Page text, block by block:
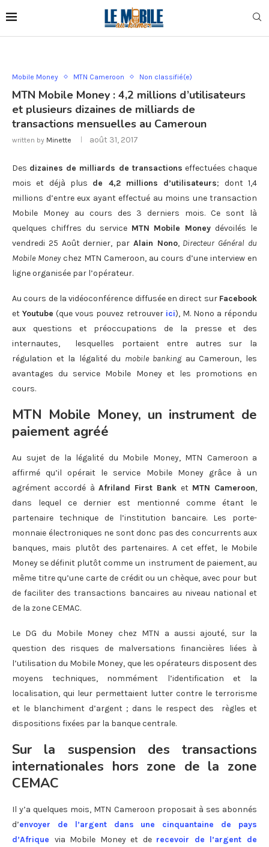
Mobile Money MTN Cameroon Non classifié(e)
MTN Mobile Money : 4,2 millions d’utilisateurs
et plusieurs dizaines de milliards de
transactions mensuelles au Cameroun
written by Minette août 31, 2017
Des dizaines de milliards de transactions effectuées chaque
mois et déjà plus de 4,2 millions d’utilisateurs; dont 1,4
millions d’entre eux ayant effectué au moins une transaction
Mobile Money au cours des 3 derniers mois. Ce sont là
quelques chiffres du service MTN Mobile Money dévoilés le
vendredi 25 Août dernier, par Alain Nono,Directeur Général du
Mobile Moneychez MTN Cameroon, au cours d’une interview en
ligne organisée par l’opérateur.
Au cours de la vidéoconférence diffusée en direct sur Facebook
etYoutube (que vous pouvez retrouver ici), M. Nono a répondu
aux questions et préoccupations de la presse et des
internautes, lesquelles portaient entre autres sur la
régulation et la légalité du mobile bankingau Cameroun, les
avantages du service Mobile Money et les promotions en
cours.
MTN Mobile Money, un instrument de
paiement agréé
Au sujet de la légalité du Mobile Money, MTN Cameroon a
affirmé qu’il opérait le service Mobile Money grâce à un
agrément accordé à Afriland First Bank et MTN Cameroon,
dans lequel ce dernier est mentionné comme étant le
partenaire technique de l’institution bancaire. Les porte-
monnaie électroniques ne sont donc pas des concurrents aux
banques, mais plutôt des partenaires. A cet effet, le Mobile
Money se définit plutôt comme un instrument de paiement, au
même titre qu’une carte de crédit ou un chèque, avec pour but
de faciliter des transactions bancaires au niveau national et
de la zone CEMAC.
Le DG du Mobile Money chez MTN a aussi ajouté, sur la
question des risques de malversations financières liées à
l’utilisation du Mobile Money, que les opérateurs disposent des
moyens techniques, nommément l’identification et la
localisation, qui leur permettaient lutter contre le terrorisme
et le blanchiment d’argent ; dans le respect des règles et
dispositions fixées par la banque centrale.
Sur la suspension des transactions
internationales hors zone de la zone
CEMAC
Il y’a quelques mois, MTN Cameroon proposait à ses abonnés
d’envoyer de l’argent dans une cinquantaine de pays
d’Afrique via Mobile Money et de recevoir de l’argent de